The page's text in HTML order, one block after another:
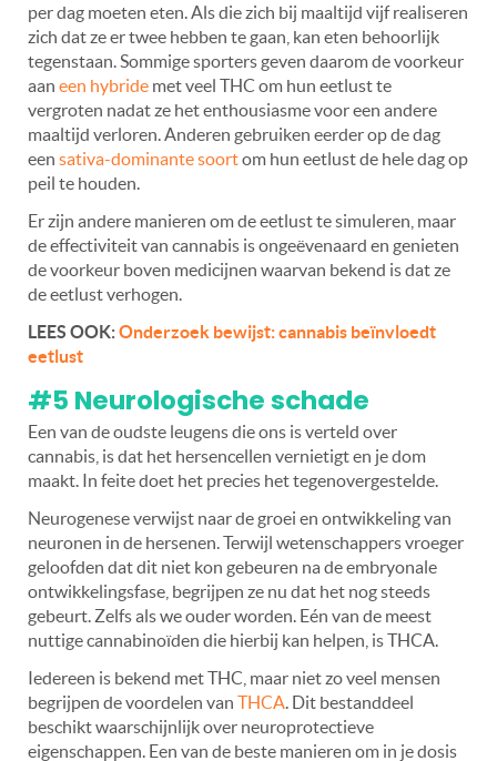
per dag moeten eten. Als die zich bij maaltijd vijf realiseren
zich dat ze er twee hebben te gaan, kan eten behoorlijk
tegenstaan. Sommige sporters geven daarom de voorkeur
aan een hybride met veel THC om hun eetlust te
vergroten nadat ze het enthousiasme voor een andere
maaltijd verloren. Anderen gebruiken eerder op de dag
een sativa-dominante soortom hun eetlust de hele dag op
peil te houden.
Er zijn andere manieren om de eetlust te simuleren, maar
de effectiviteit van cannabis is ongeëvenaard en genieten
de voorkeur boven medicijnen waarvan bekend is dat ze
de eetlust verhogen.
LEES OOK:Onderzoek bewijst: cannabis beïnvloedt
eetlust
#5 Neurologische schade
Een van de oudste leugens die ons is verteld over
cannabis, is dat het hersencellen vernietigt en je dom
maakt. In feite doet het precies het tegenovergestelde.
Neurogenese verwijst naar de groei en ontwikkeling van
neuronen in de hersenen. Terwijl wetenschappers vroeger
geloofden dat dit niet kon gebeuren na de embryonale
ontwikkelingsfase, begrijpen ze nu dat het nog steeds
gebeurt. Zelfs als we ouder worden. Eén van de meest
nuttige cannabinoïden die hierbij kan helpen, is THCA.
Iedereen is bekend met THC, maar niet zo veel mensen
begrijpen de voordelen van THCA. Dit bestanddeel
beschikt waarschijnlijk over neuroprotectieve
eigenschappen. Een van de beste manieren om in je dosis